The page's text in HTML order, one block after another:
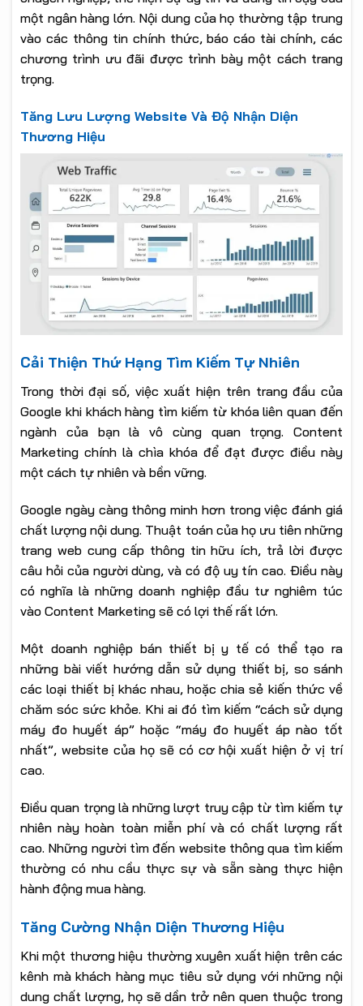
một ngân hàng lớn. Nội dung của họ thường tập trung
vào các thông tin chính thức, báo cáo tài chính, các
chương trình ưu đãi được trình bày một cách trang
trọng.
Tăng Lưu Lượng Website Và Độ Nhận Diện
Thương Hiệu
Cải Thiện Thứ Hạng Tìm Kiếm Tự Nhiên
Trong thời đại số, việc xuất hiện trên trang đầu của
Google khi khách hàng tìm kiếm từ khóa liên quan đến
ngành của bạn là vô cùng quan trọng. Content
Marketing chính là chìa khóa để đạt được điều này
một cách tự nhiên và bền vững.
Google ngày càng thông minh hơn trong việc đánh giá
chất lượng nội dung. Thuật toán của họ ưu tiên những
trang web cung cấp thông tin hữu ích, trả lời được
câu hỏi của người dùng, và có độ uy tín cao. Điều này
có nghĩa là những doanh nghiệp đầu tư nghiêm túc
vào Content Marketing sẽ có lợi thế rất lớn.
Một doanh nghiệp bán thiết bị y tế có thể tạo ra
những bài viết hướng dẫn sử dụng thiết bị, so sánh
các loại thiết bị khác nhau, hoặc chia sẻ kiến thức về
chăm sóc sức khỏe. Khi ai đó tìm kiếm “cách sử dụng
máy đo huyết áp” hoặc “máy đo huyết áp nào tốt
nhất”, website của họ sẽ có cơ hội xuất hiện ở vị trí
cao.
Điều quan trọng là những lượt truy cập từ tìm kiếm tự
nhiên này hoàn toàn miễn phí và có chất lượng rất
cao. Những người tìm đến website thông qua tìm kiếm
thường có nhu cầu thực sự và sẵn sàng thực hiện
hành động mua hàng.
Tăng Cường Nhận Diện Thương Hiệu
Khi một thương hiệu thường xuyên xuất hiện trên các
kênh mà khách hàng mục tiêu sử dụng với những nội
dung chất lượng, họ sẽ dần trở nên quen thuộc trong